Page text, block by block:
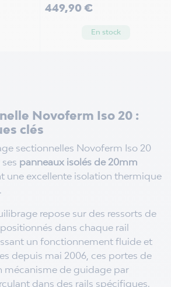
Prix
449,90 €
En stock
Novoferm Iso 20 :
clés
sectionnelles Novoferm Iso 20
panneaux isolés de 20mm
une excellente isolation thermique
repose sur des ressorts de
dans chaque rail
un fonctionnement fluide et
depuis mai 2006, ces portes de
mécanisme de guidage par
dans des rails spécifiques.